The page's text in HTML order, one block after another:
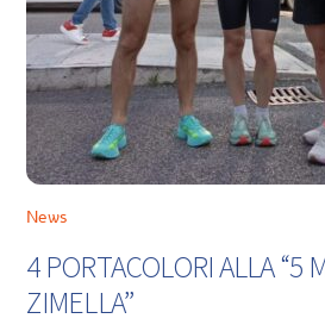
News
4 PORTACOLORI ALLA “5
ZIMELLA”